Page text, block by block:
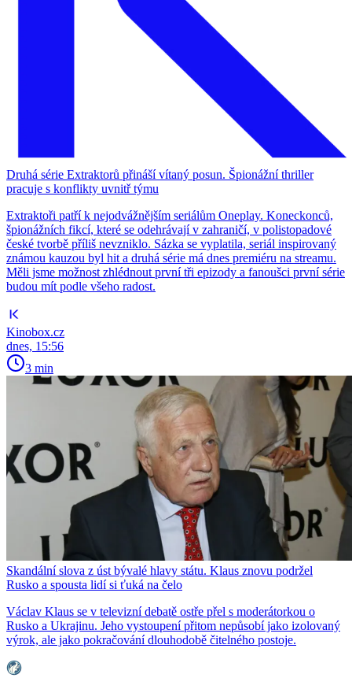
Druhá série Extraktorů přináší vítaný posun. Špionážní thriller
pracuje s konflikty uvnitř týmu
Extraktoři patří k nejodvážnějším seriálům Oneplay. Koneckonců,
špionážních fikcí, které se odehrávají v zahraničí, v polistopadové
české tvorbě příliš nevzniklo. Sázka se vyplatila, seriál inspirovaný
známou kauzou byl hit a druhá série má dnes premiéru na streamu.
Měli jsme možnost zhlédnout první tři epizody a fanoušci první série
budou mít podle všeho radost.
Kinobox.cz
dnes, 15:56
3 min
Skandální slova z úst bývalé hlavy státu. Klaus znovu podržel
Rusko a spousta lidí si ťuká na čelo
Václav Klaus se v televizní debatě ostře přel s moderátorkou o
Rusko a Ukrajinu. Jeho vystoupení přitom nepůsobí jako izolovaný
výrok, ale jako pokračování dlouhodobě čitelného postoje.